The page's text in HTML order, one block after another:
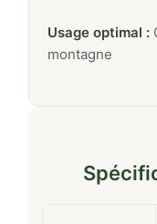
Usage optimal :
montagne